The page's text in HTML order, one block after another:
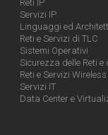
Reti IP
Servizi IP
Linguaggi ed
Reti e Servizi di TLC
Sistemi Operativi
Sicurezza delle Reti e
Reti e Servizi Wireless
Servizi IT
Data Center e